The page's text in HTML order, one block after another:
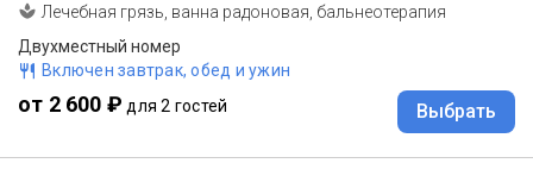
Лечебная грязь, ванна радоновая, бальнеотерапия
Двухместный номер
Включен завтрак, обед и ужин
от 2 600 ₽ для 2 гостей Выбрать